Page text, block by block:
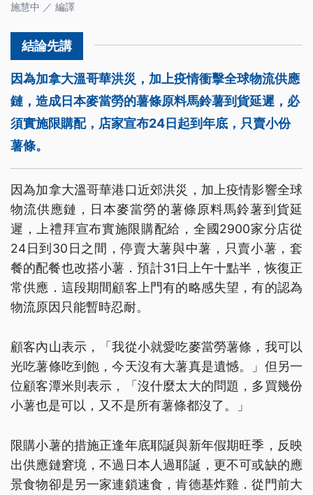
施慧中 ／ 編譯
因為加拿大溫哥華洪災，加上疫情衝擊全球物流供應
鏈，造成日本麥當勞的薯條原料馬鈴薯到貨延遲，必
須實施限購配，店家宣布24日起到年底，只賣小份
薯條。
因為加拿大溫哥華港口近郊洪災，加上疫情影響全球
物流供應鏈，日本麥當勞的薯條原料馬鈴薯到貨延
遲，上禮拜宣布實施限購配給，全國2900家分店從
24日到30日之間，停賣大薯與中薯，只賣小薯，套
餐的配餐也改搭小薯．預計31日上午十點半，恢復正
常供應．這段期間顧客上門有的略感失望，有的認為
物流原因只能暫時忍耐。
顧客內山表示，「我從小就愛吃麥當勞薯條，我可以
光吃薯條吃到飽，今天沒有大薯真是遺憾。」但另一
位顧客潭米則表示，「沒什麼太大的問題，多買幾份
小薯也是可以，又不是所有薯條都沒了。」
限購小薯的措施正逢年底耶誕與新年假期旺季，反映
出供應鏈窘境，不過日本人過耶誕，更不可或缺的應
景食物卻是另一家連鎖速食，肯德基炸雞．從門前大